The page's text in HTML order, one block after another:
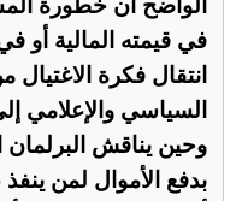
الواضح ان خطورة
في قيمته المالية أو
انتقال فكرة
السياسي والإعلامي
وحين يناقش البرلمان
بدفع الأموال لمن